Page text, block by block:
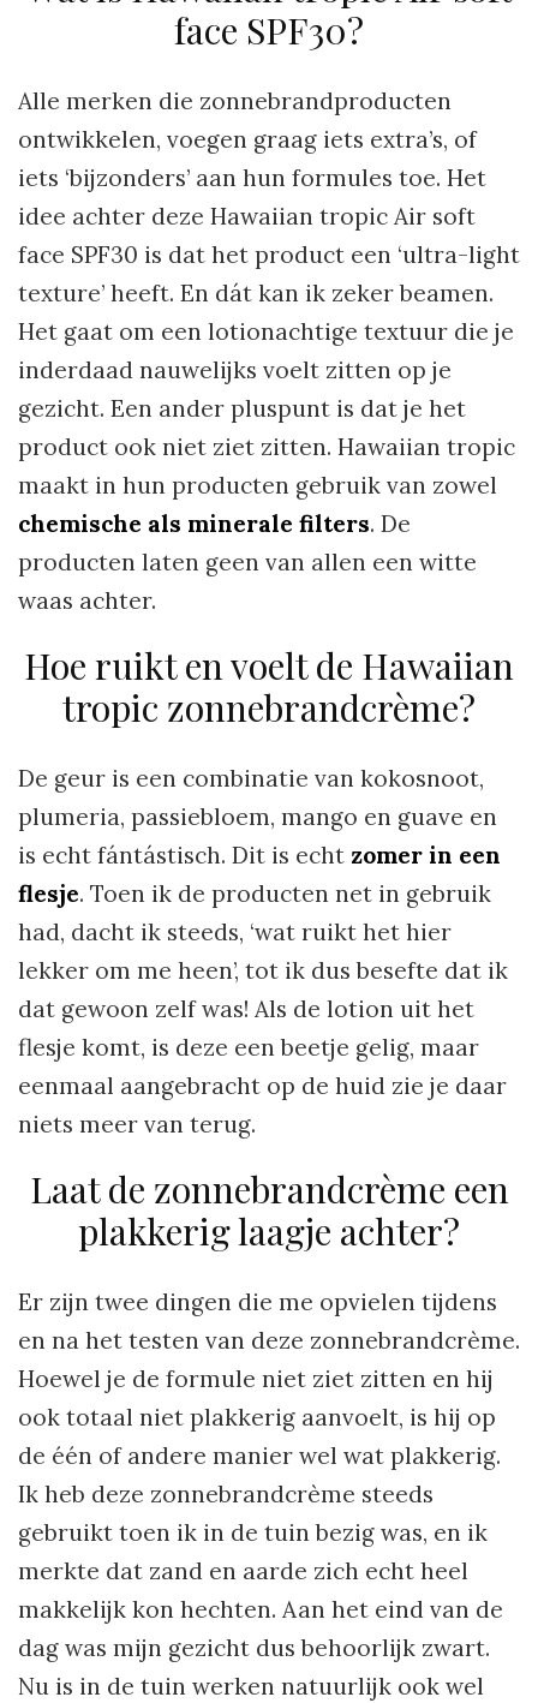
face SPF30?
Alle merken die zonnebrandproducten
ontwikkelen, voegen graag iets extra’s, of
iets ‘bijzonders’ aan hun formules toe. Het
idee achter deze Hawaiian tropic Air soft
face SPF30 is dat het product een ‘ultra-light
texture’ heeft. En dát kan ik zeker beamen.
Het gaat om een lotionachtige textuur die je
inderdaad nauwelijks voelt zitten op je
gezicht. Een ander pluspunt is dat je het
product ook niet ziet zitten. Hawaiian tropic
maakt in hun producten gebruik van zowel
chemische als minerale filters. De
producten laten geen van allen een witte
waas achter.
Hoe ruikt en voelt de Hawaiian
tropic zonnebrandcrème?
De geur is een combinatie van kokosnoot,
plumeria, passiebloem, mango en guave en
is echt fántástisch. Dit is echt zomer in een
flesje. Toen ik de producten net in gebruik
had, dacht ik steeds, ‘wat ruikt het hier
lekker om me heen’, tot ik dus besefte dat ik
dat gewoon zelf was! Als de lotion uit het
flesje komt, is deze een beetje gelig, maar
eenmaal aangebracht op de huid zie je daar
niets meer van terug.
Laat de zonnebrandcrème een
plakkerig laagje achter?
Er zijn twee dingen die me opvielen tijdens
en na het testen van deze zonnebrandcrème.
Hoewel je de formule niet ziet zitten en hij
ook totaal niet plakkerig aanvoelt, is hij op
de één of andere manier wel wat plakkerig.
Ik heb deze zonnebrandcrème steeds
gebruikt toen ik in de tuin bezig was, en ik
merkte dat zand en aarde zich echt heel
makkelijk kon hechten. Aan het eind van de
dag was mijn gezicht dus behoorlijk zwart.
Nu is in de tuin werken natuurlijk ook wel